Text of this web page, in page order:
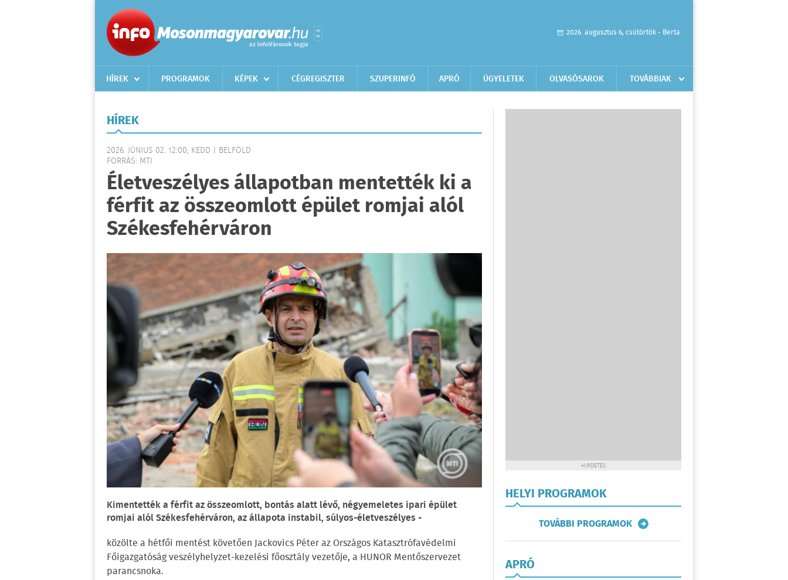
2026. augusztus 6, csütörtök - Berta
HÍREK PROGRAMOK KÉPEK CÉGREGISZTER SZUPERINFÓ APRÓ ÜGYELETEK OLVASÓSAROK TOVÁBBIAK
HÍREK
2026. JÚNIUS 02. 12:00, KEDD | BELFÖLD
FORRÁS: MTI
Életveszélyes állapotban mentették ki a
férfit az összeomlott épület romjai alól
Székesfehérváron
Kimentették a férfit az összeomlott, bontás alatt lévő, négyemeletes ipari épület
romjai alól Székesfehérváron, az állapota instabil, súlyos-életveszélyes -
közölte a hétfői mentést követően Jackovics Péter az Országos Katasztrófavédelmi
Főigazgatóság veszélyhelyzet-kezelési főosztály vezetője, a HUNOR Mentőszervezet
parancsnoka.
HIRDETÉS
HELYI PROGRAMOK
TOVÁBBI PROGRAMOK
APRÓ